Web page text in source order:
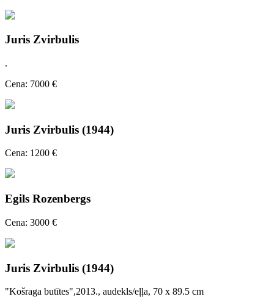
Juris Zvirbulis
.
Cena: 7000 €
Juris Zvirbulis (1944)
Cena: 1200 €
Egils Rozenbergs
Cena: 3000 €
Juris Zvirbulis (1944)
"Košraga butītes",2013., audekls/eļļa, 70 x 89.5 cm